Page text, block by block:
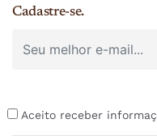
Cadastre-se.
Aceito receber